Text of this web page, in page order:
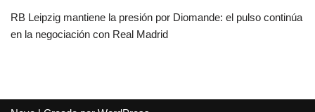
RB Leipzig mantiene la presión por Diomande: el pulso continúa
en la negociación con Real Madrid